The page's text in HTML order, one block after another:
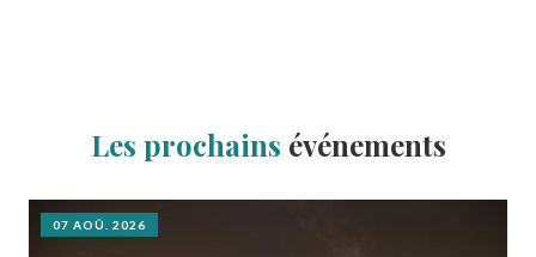
Les prochains événements
07 AOÛ. 2026